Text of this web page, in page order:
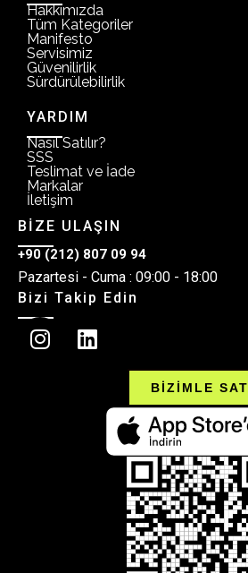
Hakkımızda
Tüm Kategoriler
Manifesto
Servisimiz
Güvenilirlik
Sürdürülebilirlik
YARDIM
Nasıl Satılır?
SSS
Teslimat ve İade
Markalar
İletişim
BİZE ULAŞIN
+90 (212) 807 09 94
Pazartesi - Cuma : 09:00 - 18:00
Bizi Takip Edin
BİZİMLE SAT